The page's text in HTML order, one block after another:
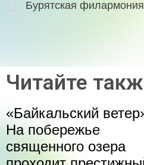
Читайте
«Байкальский
На побережье
священного озера